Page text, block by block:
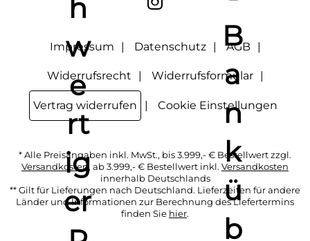
"Abmelden" am Ende des Newsletters anklicke oder die
habe ich zur Kenntnis genommen.
Impressum Datenschutz AGB
Widerrufsrecht Widerrufsformular
Vertrag widerrufen Cookie Einstellungen
* Alle Preisangaben inkl. MwSt., bis 3.999,- € Bestellwert zzgl.
Versandkosten , ab 3.999,- € Bestellwert inkl. Versandkosten
innerhalb Deutschlands
** Gilt für Lieferungen nach Deutschland. Lieferzeiten für andere
Länder und Informationen zur Berechnung des Liefertermins
finden Sie hier.